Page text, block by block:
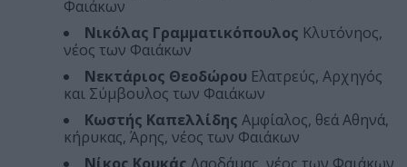
Φαιάκων
Νικόλας Γραμματικόπουλος Κλυτόνηος,
νέος των Φαιάκων
Νεκτάριος Θεοδώρου Ελατρεύς, Αρχηγός
και Σύμβουλος των Φαιάκων
Κωστής Καπελλίδης Aμφίαλος, θεά Αθηνά,
κήρυκας, Άρης, νέος των Φαιάκων